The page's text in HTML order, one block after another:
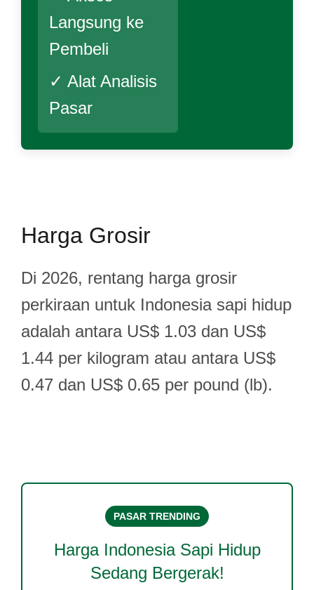
Langsung ke
Pembeli
✓ Alat Analisis
Pasar
Harga Grosir
Di 2026, rentang harga grosir
perkiraan untuk Indonesia sapi hidup
adalah antara US$ 1.03 dan US$
1.44 per kilogram atau antara US$
0.47 dan US$ 0.65 per pound (lb).
PASAR TRENDING
Harga Indonesia Sapi Hidup
Sedang Bergerak!